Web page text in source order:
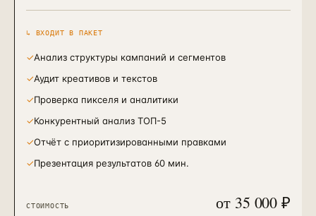
↳ ВХОДИТ В ПАКЕТ
✓Анализ структуры кампаний и сегментов
✓Аудит креативов и текстов
✓Проверка пикселя и аналитики
✓Конкурентный анализ ТОП-5
✓Отчёт с приоритизированными правками
✓Презентация результатов 60 мин.
СТОИМОСТЬ от 35 000 ₽